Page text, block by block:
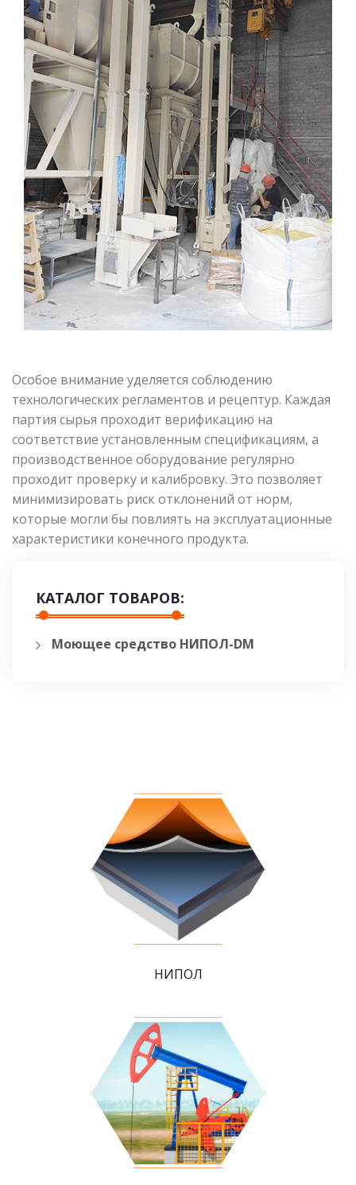
Особое внимание уделяется соблюдению
технологических регламентов и рецептур. Каждая
партия сырья проходит верификацию на
соответствие установленным спецификациям, а
производственное оборудование регулярно
проходит проверку и калибровку. Это позволяет
минимизировать риск отклонений от норм,
которые могли бы повлиять на эксплуатационные
характеристики конечного продукта.
КАТАЛОГ ТОВАРОВ:
Моющее средство НИПОЛ-DM
НИПОЛ